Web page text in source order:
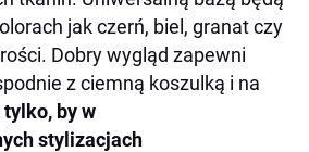
jak czerń, biel, granat czy
Dobry wygląd zapewni
z ciemną koszulką i na
by w
stylizacjach